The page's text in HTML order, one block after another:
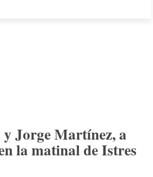
Jorge Martínez, a
la matinal de Istres